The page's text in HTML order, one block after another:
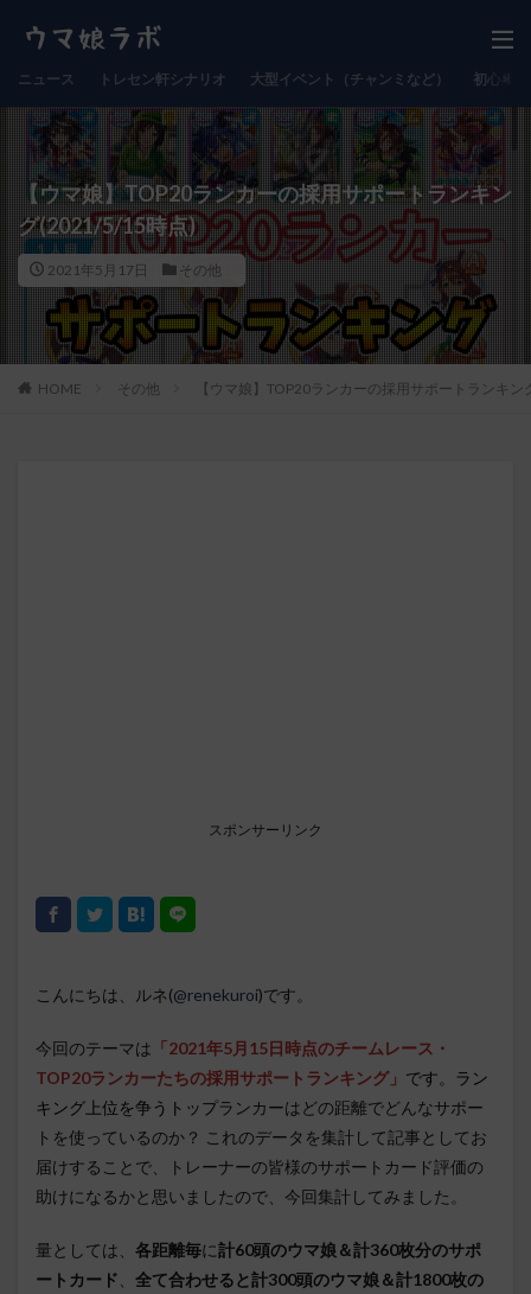
ニュース トレセン軒シナリオ 大型イベント（チャンミなど） 初心者
【ウマ娘】TOP20ランカーの採用サポートランキン
グ(2021/5/15時点)
2021年5月17日 その他
HOME その他 【ウマ娘】TOP20ランカーの採用サポートランキ
スポンサーリンク
こんにちは、ルネ(@renekuroi)です。
今回のテーマは 「2021年5月15日時点のチームレース・
TOP20ランカーたちの採用サポートランキング」 です。ラン
キング上位を争うトップランカーはどの距離でどんなサポー
トを使っているのか？ これのデータを集計して記事としてお
届けすることで、トレーナーの皆様のサポートカード評価の
助けになるかと思いましたので、今回集計してみました。
量としては、 各距離毎に計60頭のウマ娘＆計360枚分のサポ
ートカード
全て合わせると計300頭のウマ娘＆計1800枚の